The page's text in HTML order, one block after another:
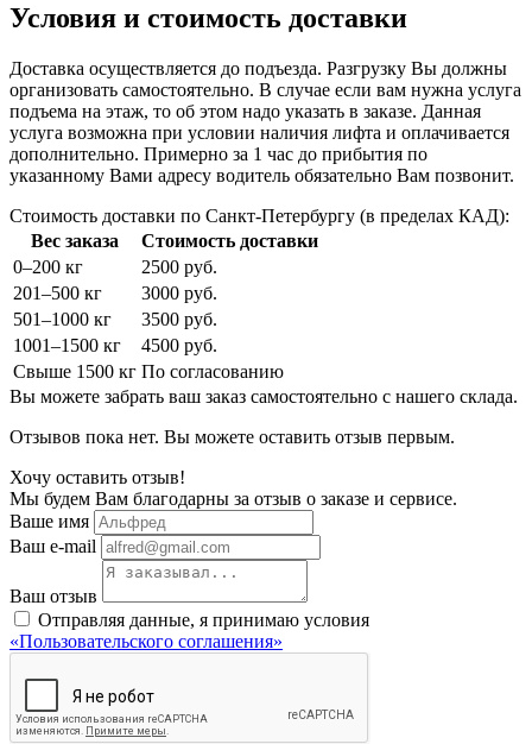
Условия и стоимость доставки
Доставка осуществляется до подъезда. Разгрузку Вы должны
организовать самостоятельно. В случае если вам нужна услуга
подъема на этаж, то об этом надо указать в заказе. Данная
услуга возможна при условии наличия лифта и оплачивается
дополнительно. Примерно за 1 час до прибытия по
указанному Вами адресу водитель обязательно Вам позвонит.
Стоимость доставки по Санкт-Петербургу (в пределах КАД):
Вес заказа
Стоимость доставки
0–200 кг
2500 руб.
201–500 кг
3000 руб.
501–1000 кг
3500 руб.
1001–1500 кг
4500 руб.
Свыше 1500 кг По согласованию
Вы можете забрать ваш заказ самостоятельно с нашего склада.
Отзывов пока нет. Вы можете оставить отзыв первым.
Хочу оставить отзыв!
Мы будем Вам благодарны за отзыв о заказе и сервисе.
Ваше имя
Ваш e-mail
Ваш отзыв
Отправляя данные, я принимаю условия
«Пользовательского соглашения»